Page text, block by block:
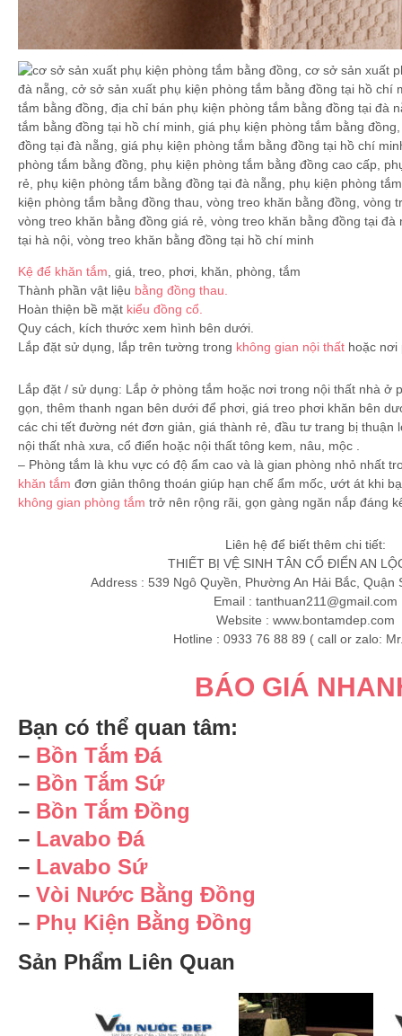
Kệ để khăn tắm, giá, treo, phơi, khăn, phòng, tắm
Thành phần vật liệu bằng đồng thau.
Hoàn thiện bề mặt kiểu đồng cổ.
Quy cách, kích thước xem hình bên dưới.
Lắp đặt sử dụng, lắp trên tường trong không gian nội thất hoặc nơi
Lắp đặt / sử dụng: Lắp ở phòng tắm hoặc nơi trong nội thất nhà ở
gọn, thêm thanh ngan bên dưới để phơi, giá treo phơi khăn bên
các chi tết đường nét đơn giản, giá thành rẻ, đầu tư trang bị thuận
nội thất nhà xưa, cổ điển hoặc nội thất tông kem, nâu, mộc .
– Phòng tắm là khu vực có độ ẩm cao và là gian phòng nhỏ nhất
khăn tắm đơn giản thông thoán giúp hạn chế ẩm mốc, ướt át khi
không gian phòng tắm trở nên rộng rãi, gọn gàng ngăn nắp đáng
Liên hệ để biết thêm chi tiết:
THIẾT BỊ VỆ SINH TÂN CỔ ĐIỂN AN
Address : 539 Ngô Quyền, Phường An Hải Bắc, Quận
Email : tanthuan211@gmail.com
Website : www.bontamdep.com
Hotline : 0933 76 88 89 ( call or zalo:
BÁO GIÁ
Bạn có thể quan tâm:
– Bồn Tắm Đá
– Bồn Tắm Sứ
– Bồn Tắm Đồng
– Lavabo Đá
– Lavabo Sứ
– Vòi Nước Bằng Đồng
– Phụ Kiện Bằng Đồng
Sản Phẩm Liên Quan